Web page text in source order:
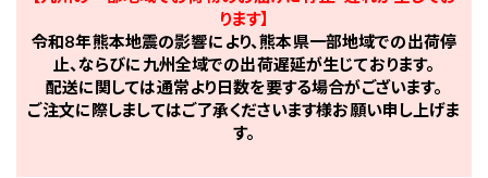
ります】
令和8年熊本地震の影響により、熊本県一部地域での出荷停
止、ならびに九州全域での出荷遅延が生じております。
配送に関しては通常より日数を要する場合がございます。
ご注文に際しましてはご了承くださいます様お願い申し上げま
す。